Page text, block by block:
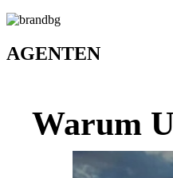
AGENTEN
Warum